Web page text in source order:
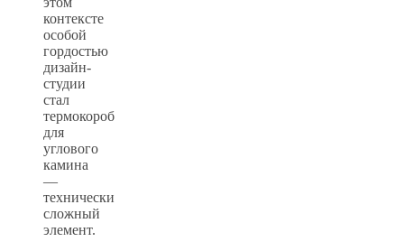
контексте
особой
гордостью
дизайн-
студии
стал
термокороб
для
углового
камина
—
технически
сложный
элемент.